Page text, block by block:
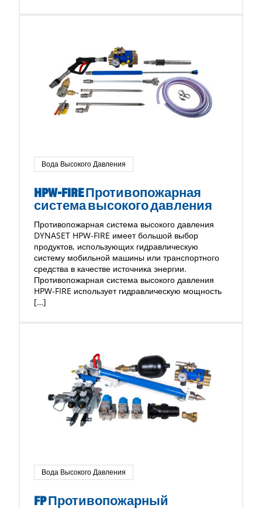
Вода Высокого Давления
HPW-FIRE Противопожарная
система высокого давления
Противопожарная система высокого давления
DYNASET HPW-FIRE имеет большой выбор
продуктов, использующих гидравлическую
систему мобильной машины или транспортного
средства в качестве источника энергии.
Противопожарная система высокого давления
HPW-FIRE использует гидравлическую мощность
[…]
Вода Высокого Давления
FP Противопожарный